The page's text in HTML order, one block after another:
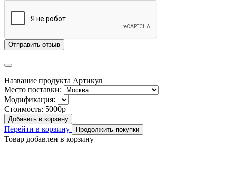
Отправить отзыв
Название продукта Артикул
Место поставки:
Модификация:
Стоимость: 5000р
Добавить в корзину
Перейти в корзину Продолжить покупки
Товар добавлен в корзину